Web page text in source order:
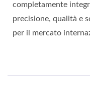
completamente
precisione, qualità e
per il mercato